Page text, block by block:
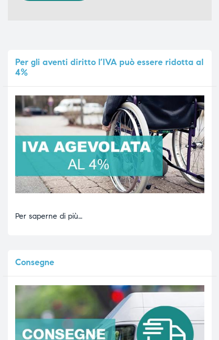
Pergli aventi diritto l’IVA può essere ridotta al
4%
Per saperne di più…
Consegne